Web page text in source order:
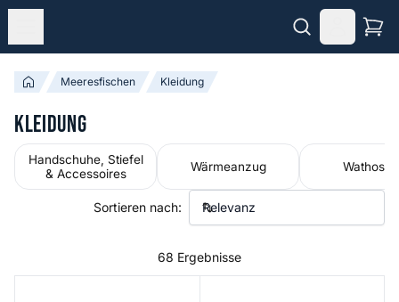
Meeresfischen Kleidung
Kleidung
Handschuhe, Stiefel
& Accessoires
Wärmeanzug Wathosen
68 Ergebnisse
Sortieren nach: